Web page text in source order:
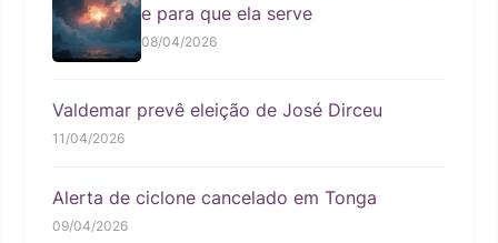
e para que ela serve
08/04/2026
Valdemar prevê eleição de José Dirceu
11/04/2026
Alerta de ciclone cancelado em Tonga
09/04/2026